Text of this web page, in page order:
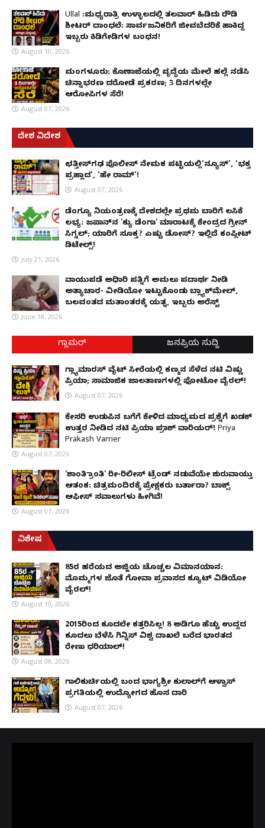
Ullal :ಮಧ್ಯರಾತ್ರಿ ಉಳ್ಳಾಲದಲ್ಲಿ ತಲವಾರ್ ಹಿಡಿದು ರೌಡಿ
ಶೀಟರ್ ದಾಂಧಲೆ: ಸಾರ್ವಜನಿಕರಿಗೆ ಜೀವಬೆದರಿಕೆ ಹಾಕಿದ್ದ
ಇಬ್ಬರು ಕಿಡಿಗೇಡಿಗಳ ಬಂಧನ!
August 10, 2026
ಮಂಗಳೂರು: ಕೊಣಾಜೆಯಲ್ಲಿ ವೃದ್ಧೆಯ ಮೇಲೆ ಹಲ್ಲೆ ನಡೆಸಿ
ಚಿನ್ನಾಭರಣ ದರೋಡೆ ಪ್ರಕರಣ; 3 ದಿನಗಳಲ್ಲೇ
ಆರೋಪಿಗಳ ಸೆರೆ!
August 07, 2026
ದೇಶ ವಿದೇಶ
ಛತ್ತೀಸ್‌ಗಢ ಪೊಲೀಸ್ ನೇಮಕ ಪಟ್ಟಿಯಲ್ಲಿ‘ನ್ಯೂಸ್’, ‘ಭಕ್ತ
ಪ್ರಹ್ಲಾದ’, ‘ಹೇ ರಾಮ್’!
August 07, 2026
ಡೆಂಗ್ಯೂ ನಿಯಂತ್ರಣಕ್ಕೆ ದೇಶದಲ್ಲೇ ಪ್ರಥಮ ಬಾರಿಗೆ ಲಸಿಕೆ
ಲಭ್ಯ: ಜಪಾನ್‌ನ 'ಕ್ಯು ಡೆಂಗಾ' ಮಾರಾಟಕ್ಕೆ ಕೇಂದ್ರದ ಗ್ರೀನ್
ಸಿಗ್ನಲ್; ಯಾರಿಗೆ ಸೂಕ್ತ? ಎಷ್ಟು ಡೋಸ್? ಇಲ್ಲಿದೆ ಕಂಪ್ಲೀಟ್
ಡಿಟೇಲ್ಸ್!
July 21, 2026
ವಾಯುಪಡೆ ಅಧಿಕಾರಿ ಪತ್ನಿಗೆ ಅಮಲು ಪದಾರ್ಥ ನೀಡಿ
ಅತ್ಯಾಚಾರ- ವೀಡಿಯೋ ಇಟ್ಟುಕೊಂಡು ಬ್ಲ್ಯಾಕ್‌ಮೇಲ್,
ಬಲವಂತದ ಮತಾಂತರಕ್ಕೆ ಯತ್ನ, ಇಬ್ಬರು ಅರೆಸ್ಟ್
June 18, 2026
ಗ್ಲಾಮರ್ ಜನಪ್ರಿಯ ಸುದ್ದಿ
ಗ್ಲ್ಯಾಮಾರಸ್ ವೈಟ್‌ ಸೀರೆಯಲ್ಲಿ ಕಣ್ಮನ ಸೆಳೆದ ನಟಿ ವಿಷ್ಣು
ಪ್ರಿಯಾ; ಸಾಮಾಜಿಕ ಜಾಲತಾಣಗಳಲ್ಲಿ ಫೋಟೋ ವೈರಲ್!
August 07, 2026
ಕೇಸರಿ ಉಡುಪಿನ ಬಗೆಗೆ ಕೇಳಿದ ಮಾಧ್ಯಮದ ಪ್ರಶ್ನೆಗೆ ಖಡಕ್
ಉತ್ತರ ನೀಡಿದ ನಟಿ ಪ್ರಿಯಾ ಪ್ರಕಾಶ್ ವಾರಿಯರ್! Priya
Prakash Varrier
August 07, 2026
'ಶಾಂತಿ ಕ್ರಾಂತಿ' ರೀ-ರಿಲೀಸ್ ಟ್ರೆಂಡ್ ನಡುವೆಯೇ ಶುರುವಾಯ್ತು
ಆತಂಕ: ಚಿತ್ರಮಂದಿರಕ್ಕೆ ಪ್ರೇಕ್ಷಕರು ಬರ್ತಾರಾ? ಬಾಕ್ಸ್
ಆಫೀಸ್ ಸವಾಲುಗಳು ಹೀಗಿವೆ!
August 07, 2026
ವಿಶೇಷ
85ರ ಹರೆಯದ ಅಜ್ಜಿಯ ಚೊಚ್ಚಲ ವಿಮಾನಯಾನ:
ಮೊಮ್ಮಗಳ ಜೊತೆ ಗೋವಾ ಪ್ರವಾಸದ ಕ್ಯೂಟ್ ವಿಡಿಯೋ
ವೈರಲ್!
August 10, 2026
2015ರಿಂದ ಕೂದಲೇ ಕತ್ತರಿಸಿಲ್ಲ! 8 ಅಡಿಗೂ ಹೆಚ್ಚು ಉದ್ದದ
ಕೂದಲು ಬೆಳೆಸಿ ಗಿನ್ನಿಸ್ ವಿಶ್ವ ದಾಖಲೆ ಬರೆದ ಭಾರತದ
ರೇಣು ಧರಿಯಾಲ್!
August 08, 2026
ಗಾಲಿಕುರ್ಚಿಯಲ್ಲಿ ಬಂದ ಭಾಗ್ಯಶ್ರೀ ಕುಲಾಲ್‌ಗೆ ಆಳ್ವಾಸ್
ಪ್ರಗತಿಯಲ್ಲಿ ಉದ್ಯೋಗದ ಹೊಸ ದಾರಿ
August 07, 2026